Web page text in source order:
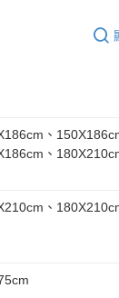
、
、
、